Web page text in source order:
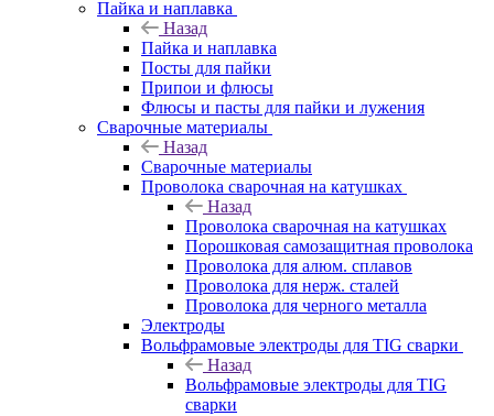
Пайка и наплавка
Назад
Пайка и наплавка
Посты для пайки
Припои и флюсы
Флюсы и пасты для пайки и лужения
Сварочные материалы
Назад
Сварочные материалы
Проволока сварочная на катушках
Назад
Проволока сварочная на катушках
Порошковая самозащитная проволока
Проволока для алюм. сплавов
Проволока для нерж. сталей
Проволока для черного металла
Электроды
Вольфрамовые электроды для TIG сварки
Назад
Вольфрамовые электроды для TIG
сварки